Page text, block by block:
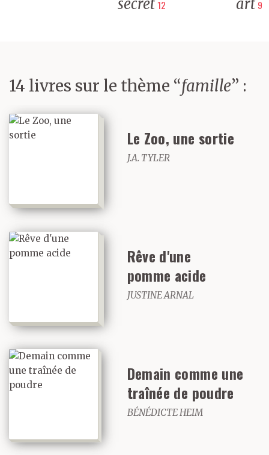
secret 12 art 9
14 livres sur le thème “famille” :
Le Zoo, une sortie
J.A. TYLER
Rêve d'une
pomme acide
JUSTINE ARNAL
Demain comme une
traînée de poudre
BÉNÉDICTE HEIM